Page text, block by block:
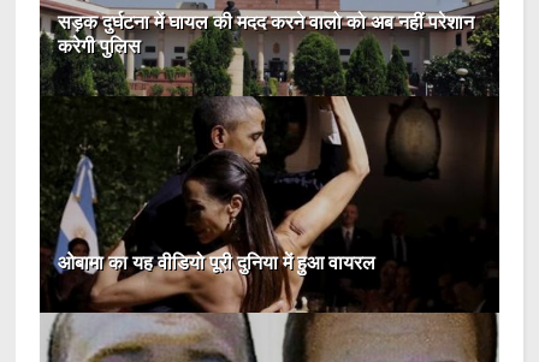
सड़क दुर्घटना में घायल की मदद करने वालो को अब नहीं परेशान
करेगी पुलिस
ओबामा का यह वीडियो पूरी दुनिया में हुआ वायरल